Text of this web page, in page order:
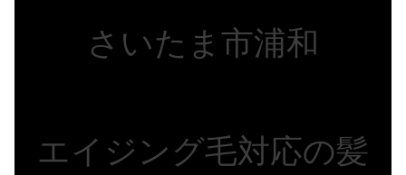
さいたま市浦和
エイジング毛対応の髪